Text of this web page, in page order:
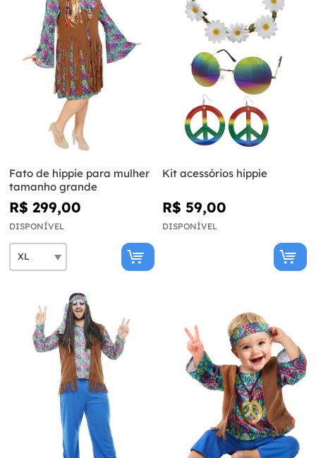
Fato de hippie para mulher
tamanho grande
R$ 299,00
DISPONÍVEL
Kit acessórios hippie
R$ 59,00
DISPONÍVEL